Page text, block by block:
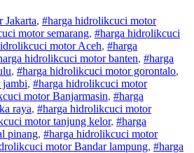
Jakarta, #harga hidrolikcuci motor
motorsemarang, #harga hidrolikcuci
cuci motorAceh, #harga
hidrolikcuci motorbanten, #harga
, #harga hidrolikcuci motorgorontalo,
jambi, #harga hidrolikcuci motor
cuci motorBanjarmasin, #harga
raya, #harga hidrolikcuci motor
cuci motortanjung kelor, #harga
pinang, #harga hidrolikcuci motor
cuci motorBandar lampung, #harga